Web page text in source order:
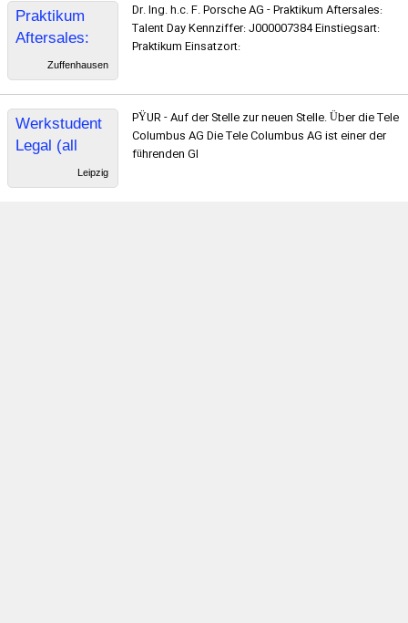
Strafrecht
bzw.
Kriminologie
Praktikum
Aftersales:
Talent Day
Zuffenhausen
Dr. Ing. h.c. F. Porsche AG - Praktikum Aftersales:
Talent Day Kennziffer: J000007384 Einstiegsart:
Praktikum Einsatzort:
Werkstudent
Legal (all
Leipzig
PŸUR - Auf der Stelle zur neuen Stelle. Über die Tele
Columbus AG Die Tele Columbus AG ist einer der
führenden Gl